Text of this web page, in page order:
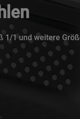
1/1 und weitere